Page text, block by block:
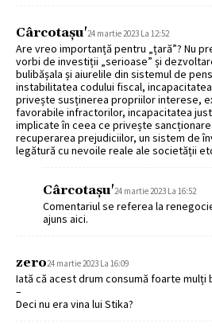
Cârcotașu'24 martie 2023 La 12:52
Are vreo importanță pentru „țară”? Nu
vorbi de investiții „serioase” și
bulibășala și aiurelile din sistemul de
instabilitatea codului fiscal,
privește susținerea propriilor interese,
favorabile infractorilor, incapacitatea
implicate în ceea ce privește
recuperarea prejudiciilor, un sistem de
legătură cu nevoile reale ale societății
Cârcotașu'24 martie 2023 La 16:52
Comentariul se referea la
ajuns aici.
zero24 martie 2023 La 16:09
Iată că acest drum consumă foarte mulți
–
Deci nu era vina lui Stika?